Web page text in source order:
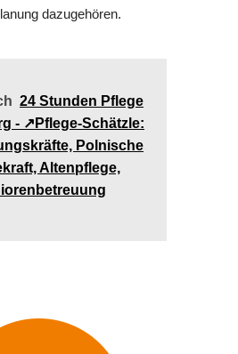
dazugehören.
24 Stunden Pflege
- ↗️Pflege-Schätzle:
Polnische
Altenpflege,